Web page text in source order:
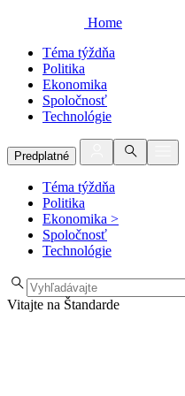
Home
Téma týždňa
Politika
Ekonomika
Spoločnosť
Technológie
Predplatné
Téma týždňa
Politika
Ekonomika >
Spoločnosť
Technológie
Vitajte na Štandarde